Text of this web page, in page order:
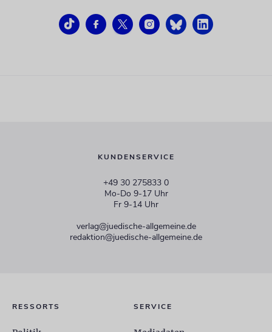
KUNDENSERVICE
+49 30 275833 0
Mo-Do 9-17 Uhr
Fr 9-14 Uhr
verlag@juedische-allgemeine.de
redaktion@juedische-allgemeine.de
RESSORTS SERVICE